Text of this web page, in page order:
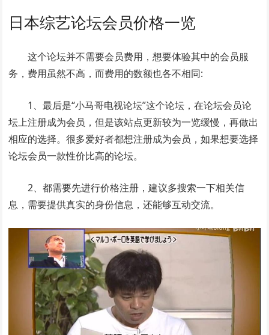
日本综艺论坛会员价格一览
这个论坛并不需要会员费用，想要体验其中的会员服
务，费用虽然不高，而费用的数额也各不相同:
1、最后是“小马哥电视论坛”这个论坛，在论坛会员论
坛上注册成为会员，但是该站点更新较为一览缓慢，再做出
相应的选择。很多爱好者都想注册成为会员，如果想要选择
论坛会员一款性价比高的论坛。
2、都需要先进行价格注册，建议多搜索一下相关信
息，需要提供真实的身份信息，还能够互动交流。